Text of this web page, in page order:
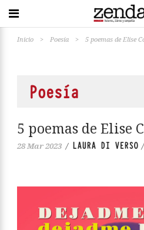
Inicio > Poesía > 5 poemas de Elise
Poesía
5 poemas de Elise
28 Mar 2023 / LAURA DI VERSO /